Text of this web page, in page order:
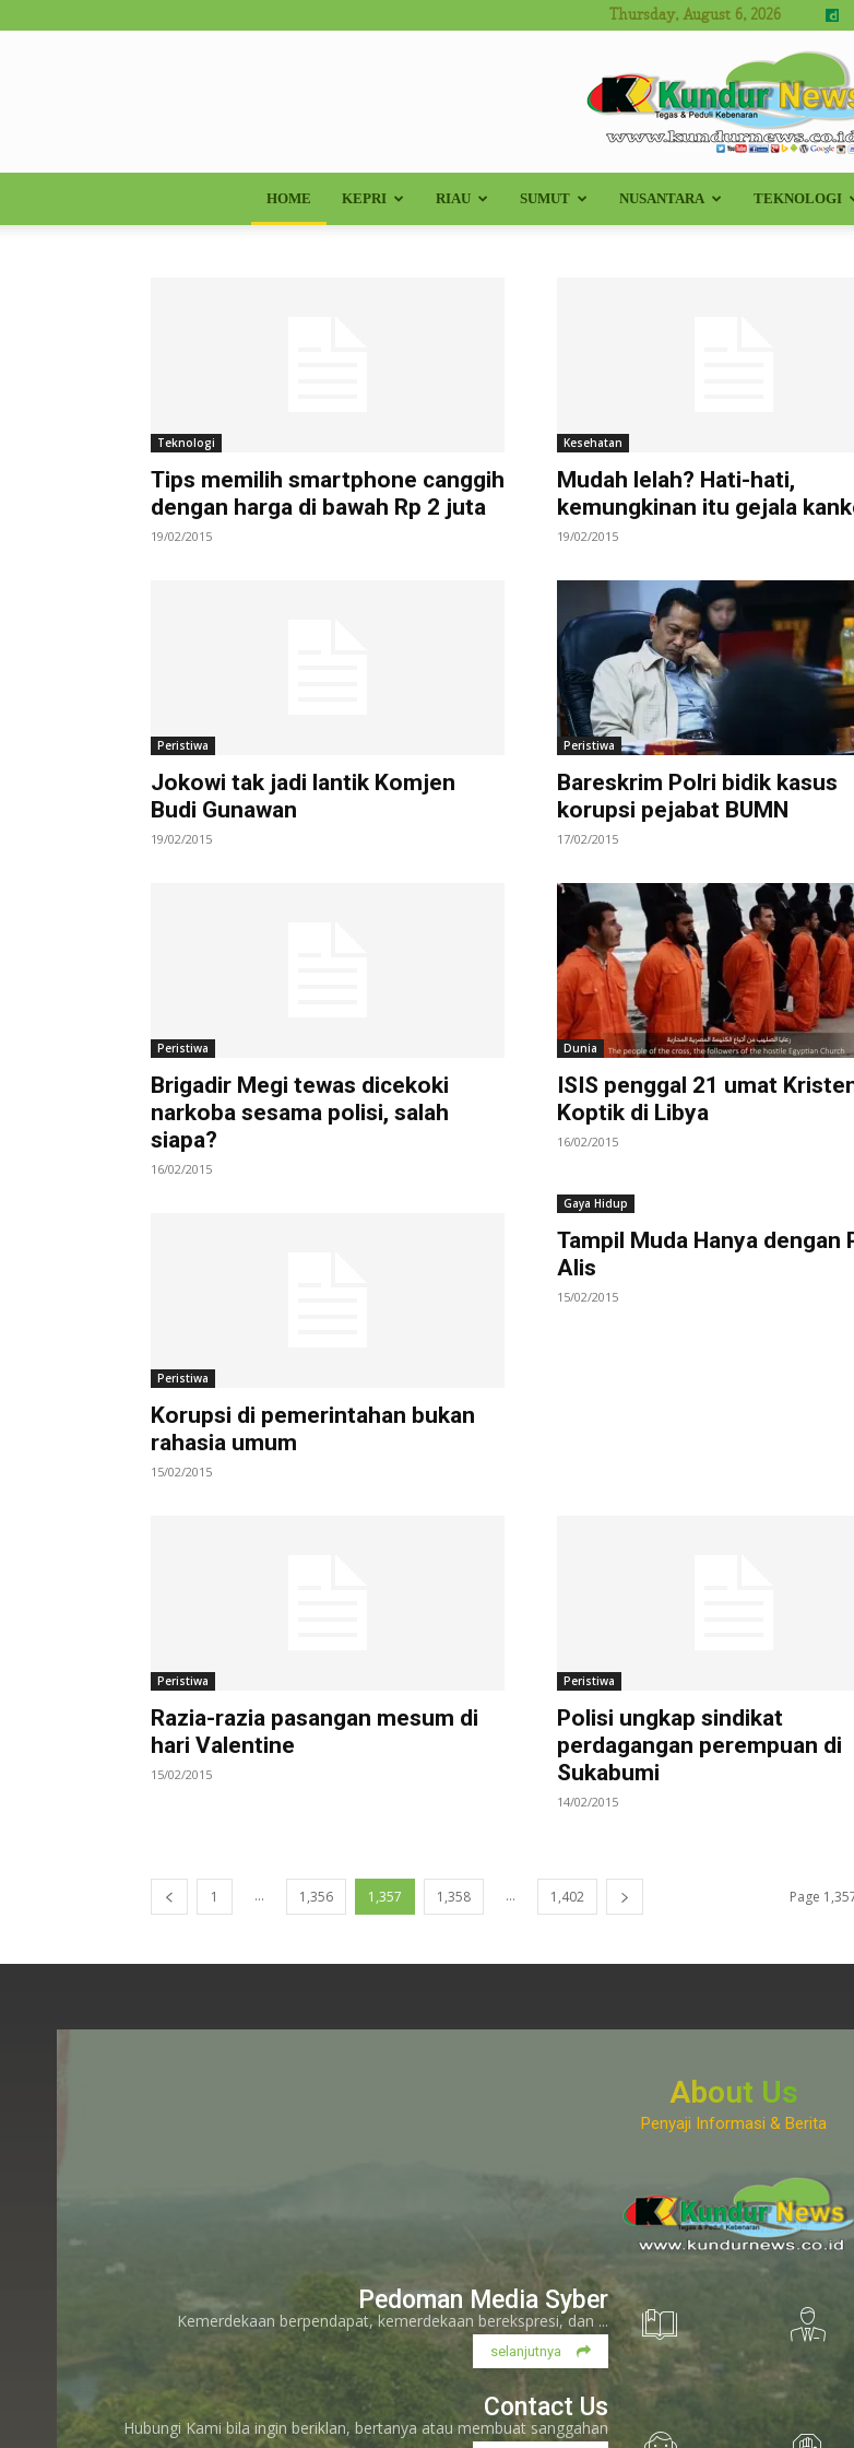
Thursday, August 6, 2026
Kundur
HOME KEPRI RIAU SUMUT NUSANTARA TEKNOLOGI
Teknologi
Tips memilih smartphone canggih
dengan harga di bawah Rp 2 juta
19/02/2015
Kesehatan
Mudah lelah? Hati-hati,
kemungkinan itu gejala
19/02/2015
Peristiwa
Jokowi tak jadi lantik Komjen
Budi Gunawan
19/02/2015
Peristiwa
Bareskrim Polri bidik kasus
korupsi pejabat BUMN
17/02/2015
Peristiwa
Brigadir Megi tewas dicekoki
narkoba sesama polisi, salah
siapa?
16/02/2015
Dunia
ISIS penggal 21 umat
Koptik di Libya
16/02/2015
Peristiwa
Korupsi di pemerintahan bukan
rahasia umum
15/02/2015
Gaya Hidup
Tampil Muda Hanya dengan
Alis
15/02/2015
Peristiwa
Razia-razia pasangan mesum di
hari Valentine
15/02/2015
Peristiwa
Polisi ungkap sindikat
perdagangan perempuan di
Sukabumi
14/02/2015
1 ... 1,356 1,357 1,358 ... 1,402 Page
About Us
Penyaji Informasi & Berita
www.kundurnews.co.id
Pedoman Media Syber
Kemerdekaan berpendapat, kemerdekaan berekspresi, dan ...
selanjutnya
Contact Us
Hubungi Kami bila ingin beriklan, bertanya atau membuat sanggahan